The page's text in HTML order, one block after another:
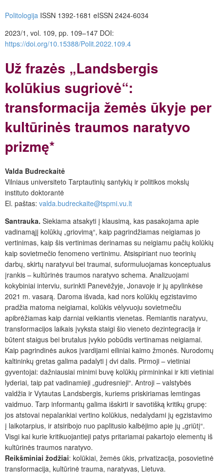
Politologija ISSN 1392-1681 eISSN 2424-6034
2023/1, vol. 109, pp. 109–147 DOI:
https://doi.org/10.15388/Polit.2022.109.4
Už frazės „Landsbergis
kolūkius sugriovė“:
transformacija žemės ūkyje per
kultūrinės traumos naratyvo
prizmę*
Valda Budreckaitė
Vilniaus universiteto Tarptautinių santykių ir politikos mokslų
instituto doktorantė
El. paštas: valda.budreckaite@tspmi.vu.lt
Santrauka. Siekiama atsakyti į klausimą, kas pasakojama apie
vadinamąjį kolūkių „griovimą“, kaip pagrindžiamas neigiamas jo
vertinimas, kaip šis vertinimas derinamas su neigiamu pačių kolūkių
kaip sovietmečio fenomeno vertinimu. Atsispiriant nuo teorinių
darbų, skirtų naratyvui bei traumai, suformuluojamas konceptualus
įrankis – kultūrinės traumos naratyvo schema. Analizuojami
kokybiniai interviu, surinkti Panevėžyje, Jonavoje ir jų apylinkėse
2021 m. vasarą. Daroma išvada, kad nors kolūkių egzistavimo
pradžia matoma neigiamai, kolūkis vėlyvuoju sovietmečiu
apibrėžiamas kaip darniai veikiantis vienetas. Remiantis naratyvu,
transformacijos laikais įvyksta staigi šio vieneto dezintegracija ir
būtent staigus bei brutalus įvykio pobūdis vertinamas neigiamai.
Kaip pagrindinės aukos įvardijami eiliniai kaimo žmonės. Nurodomų
kaltininkų gretas galima padalyti į dvi dalis. Pirmoji – vietiniai
gyventojai: dažniausiai minimi buvę kolūkių pirmininkai ir kiti vietiniai
lyderiai, taip pat vadinamieji „gudresnieji“. Antroji – valstybės
valdžia ir Vytautas Landsbergis, kuriems priskiriamas lemtingas
vaidmuo. Tarp informantų galima išskirti ir savotišką kritikų grupę:
jos atstovai nepalankiai vertino kolūkius, nedalydami jų egzistavimo
į laikotarpius, ir atsiribojo nuo paplitusio kalbėjimo apie jų „griūtį“.
Visgi kai kurie kritikuojantieji patys pritariamai pakartojo elementų iš
kultūrinės traumos naratyvo.
Reikšminiai žodžiai: kolūkiai, žemės ūkis, privatizacija, posovietinė
transformacija, kultūrinė trauma, naratyvas, Lietuva.